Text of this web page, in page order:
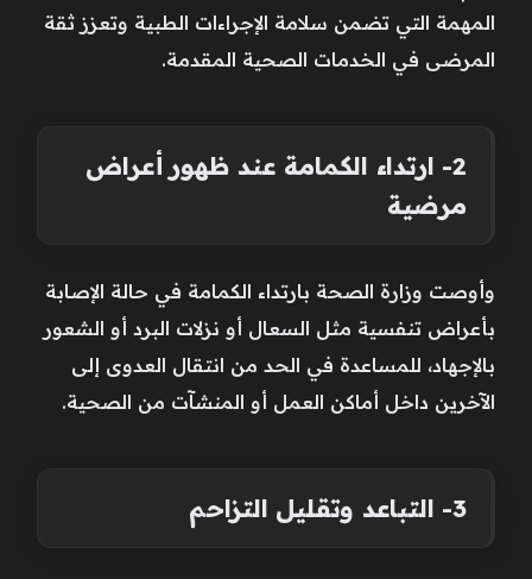
المهمة التي تضمن سلامة الإجراءات الطبية وتعزز ثقة
المرضى في الخدمات الصحية المقدمة.
2- ارتداء الكمامة عند ظهور أعراض
مرضية
وأوصت وزارة الصحة بارتداء الكمامة في حالة الإصابة
بأعراض تنفسية مثل السعال أو نزلات البرد أو الشعور
بالإجهاد، للمساعدة في الحد من انتقال العدوى إلى
الآخرين داخل أماكن العمل أو المنشآت من الصحية.
3- التباعد وتقليل التزاحم